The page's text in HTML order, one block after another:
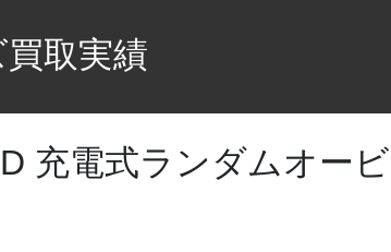
取実績
充電式ランダムオー